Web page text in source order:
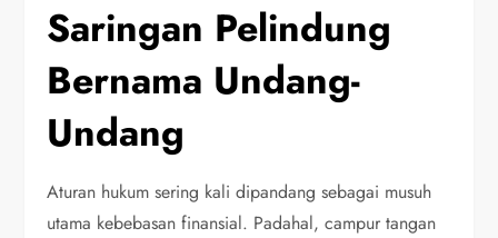
Saringan Pelindung
Bernama Undang-
Undang
Aturan hukum sering kali dipandang sebagai musuh
utama kebebasan finansial. Padahal, campur tangan